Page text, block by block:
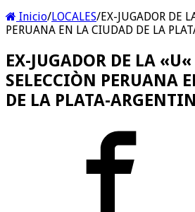
Inicio/LOCALES/EX-JUGADOR DE
PERUANA EN LA CIUDAD DE LA
EX-JUGADOR DE LA
SELECCIÒN PERUANA
DE LA PLATA-